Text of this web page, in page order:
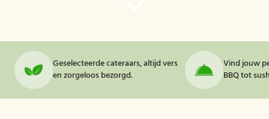
Geselecteerde cateraars, altijd vers
en zorgeloos bezorgd.
Vind jouw
BBQ tot